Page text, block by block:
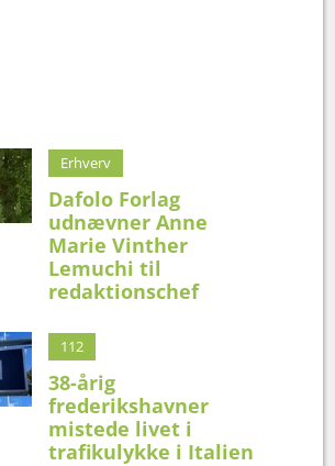
Erhverv
Dafolo Forlag
udnævner Anne
Marie Vinther
Lemuchi til
redaktionschef
112
38-årig
frederikshavner
mistede livet i
trafikulykke i Italien